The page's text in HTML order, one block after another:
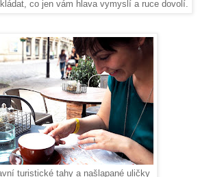
co jen vám hlava vymyslí a ruce dovolí.
turistické tahy a našlapané uličky